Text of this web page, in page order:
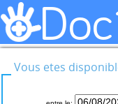
Vous etes